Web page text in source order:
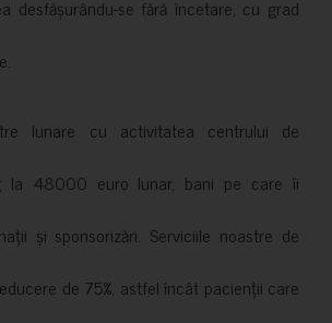
desfășurându-se fără încetare, cu grad
lunare cu activitatea centrului de
la 48000 euro lunar, bani pe care îi
și sponsorizări. Serviciile noastre de
de 75%, astfel încât pacienții care